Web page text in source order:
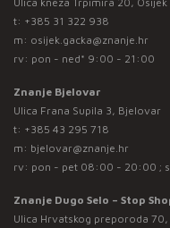
t: +385 31 322 938
m: osijek.gacka@znanje.hr
rv: pon - ned* 9:00 - 21:00
Znanje Bjelovar
Ulica Frana Supila 3, Bjelovar
t: +385 43 295 718
m: bjelovar@znanje.hr
rv: pon - pet 08:00 - 20:00 ;
Znanje Dugo Selo – Stop
Ulica Hrvatskog preporoda 70,